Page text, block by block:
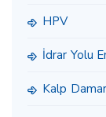
HPV
İdrar Yolu
Kalp